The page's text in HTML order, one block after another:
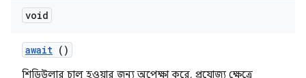
void
await ()
শিডিউলার চালু হওয়ার জন্য অপেক্ষা করে, প্রযোজ্য ক্ষেত্রে